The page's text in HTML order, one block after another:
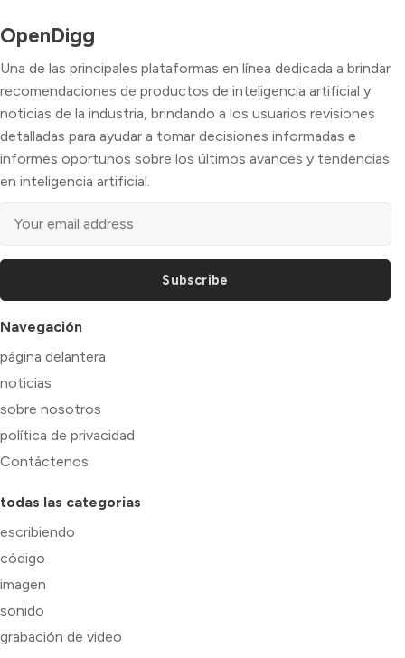
OpenDigg
Una de las principales plataformas en línea dedicada a brindar
recomendaciones de productos de inteligencia artificial y
noticias de la industria, brindando a los usuarios revisiones
detalladas para ayudar a tomar decisiones informadas e
informes oportunos sobre los últimos avances y tendencias
en inteligencia artificial.
Subscribe
Navegación
página delantera
noticias
sobre nosotros
política de privacidad
Contáctenos
todas las categorias
escribiendo
código
imagen
sonido
grabación de video